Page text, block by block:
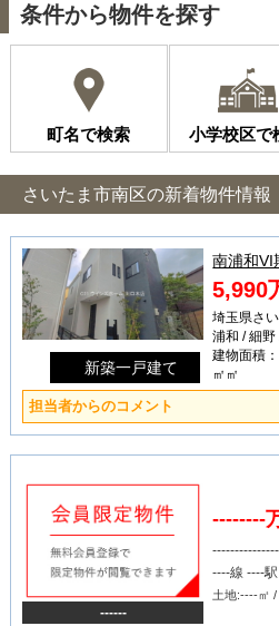
条件から物件を探す
町名で検索 小学校区で
さいたま市南区の新着物件情報
新築一戸建て
南浦和VI
5,990
埼玉県さ
浦和 / 細
建物面積
㎡㎡
担当者からのコメント
------
--------
----線 ----
土地:----㎡